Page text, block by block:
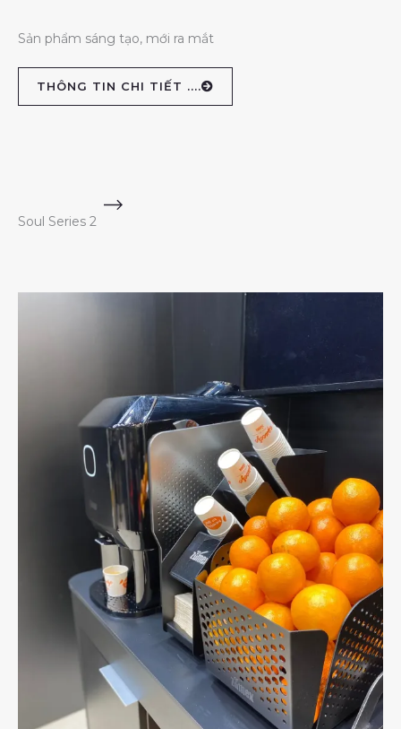
Sản phẩm sáng tạo, mới ra mắt
THÔNG TIN CHI TIẾT ....
Soul Series 2